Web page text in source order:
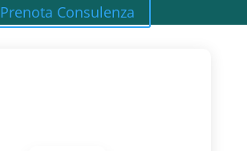
Prenota Consulenza